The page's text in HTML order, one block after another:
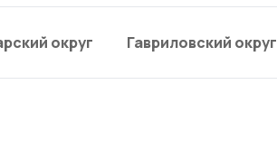
округ Гавриловский округ